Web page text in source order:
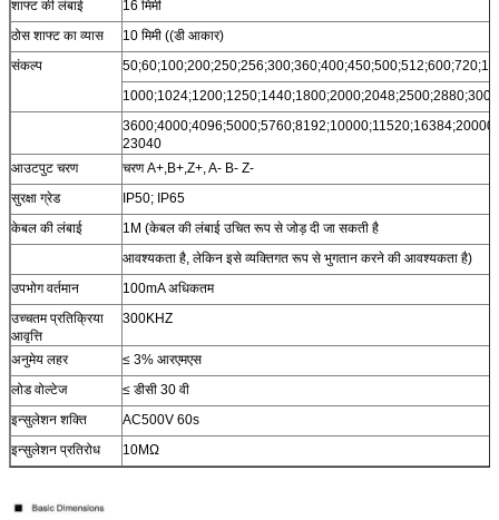
शाफ्ट की लंबाई
16 मिमी
ठोस शाफ्ट का व्यास
10 मिमी ((डी आकार)
संकल्प
3600;4000;4096;5000;5760;8192;10000;11520;16384;20000;
23040
आउटपुट चरण
चरण A+,B+,Z+, A- B- Z-
सुरक्षा ग्रेड
IP50; IP65
केबल की लंबाई
1M (केबल की लंबाई उचित रूप से जोड़ दी जा सकती है
आवश्यकता है, लेकिन इसे व्यक्तिगत रूप से भुगतान करने की आवश्यकता है)
उपभोग वर्तमान
100mA अधिकतम
उच्चतम प्रतिक्रिया
आवृत्ति
300KHZ
अनुमेय लहर
≤ 3% आरएमएस
लोड वोल्टेज
≤ डीसी 30 वी
इन्सुलेशन शक्ति
AC500V 60s
इन्सुलेशन प्रतिरोध
10MΩ